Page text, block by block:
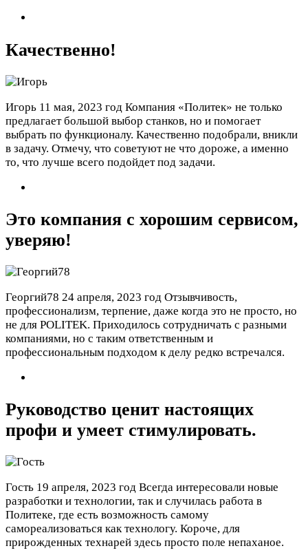
Качественно!
Игорь 11 мая, 2023 год Компания «Политек» не только
предлагает большой выбор станков, но и помогает
выбрать по функционалу. Качественно подобрали, вникли
в задачу. Отмечу, что советуют не что дороже, а именно
то, что лучше всего подойдет под задачи.
Это компания с хорошим сервисом,
уверяю!
Георгий78 24 апреля, 2023 год Отзывчивость,
профессионализм, терпение, даже когда это не просто, но
не для POLITEK. Приходилось сотрудничать с разными
компаниями, но с таким ответственным и
профессиональным подходом к делу редко встречался.
Руководство ценит настоящих
профи и умеет стимулировать.
Гость 19 апреля, 2023 год Всегда интересовали новые
разработки и технологии, так и случилась работа в
Политеке, где есть возможность самому
самореализоваться как технологу. Короче, для
прирожденных технарей здесь просто поле непаханое.